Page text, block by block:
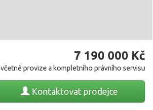
7 190 000 Kč
včetně provize a kompletního právního servisu
Kontaktovat prodejce